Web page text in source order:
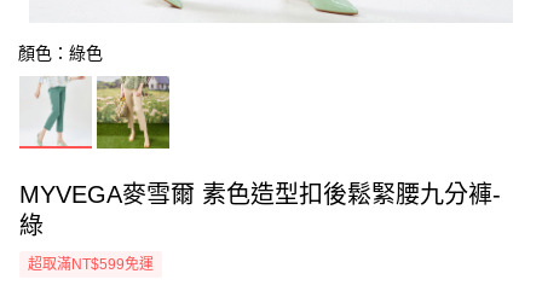
顏色：綠色
MYVEGA麥雪爾 素色造型扣後鬆緊腰九分褲-
綠
超取滿NT$599免運